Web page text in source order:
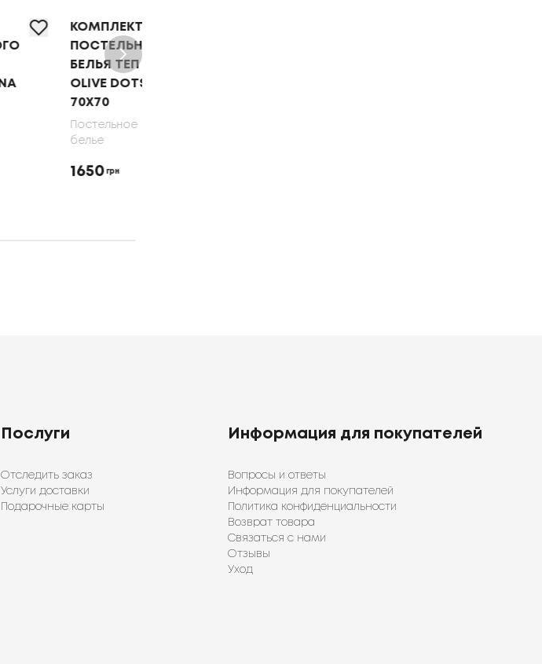
КОМПЛЕКТ
ПОСТЕЛЬНОГО
БЕЛЬЯ ТЕП
OLIVE DOTS,
Постельное
Послуги
Отследить заказ
Услуги доставки
Подарочные карты
Информация для покупателей
Вопросы и ответы
Информация для покупателей
Политика конфиденциальности
Возврат товара
Связаться с нами
Отзывы
Уход